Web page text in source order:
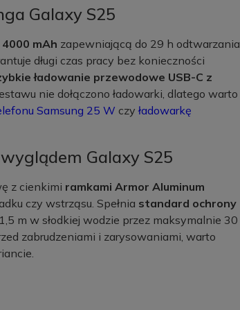
Galaxy S25
mAh zapewniającą do 29 h odtwarzania
długi czas pracy bez konieczności
ładowanie przewodowe USB-C z
nie dołączono ładowarki, dlatego warto
Samsung 25 W czy ładowarkę
Galaxy S25
z cienkimi ramkami Armor Aluminum
czy wstrząsu. Spełnia standard ochrony
m w słodkiej wodzie przez maksymalnie 30
zabrudzeniami i zarysowaniami, warto